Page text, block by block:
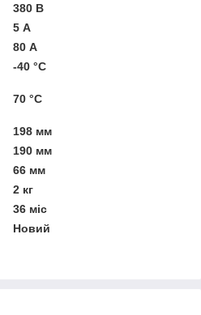
380 В
5 А
80 А
-40 °С
70 °С
198 мм
190 мм
66 мм
2 кг
36 міс
Новий